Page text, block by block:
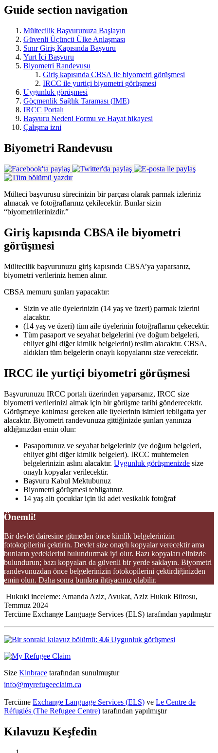
Guide section navigation
Mültecilik Başvurunuza Başlayın
Güvenli Üçüncü Ülke Anlaşması
Sınır Giriş Kapısında Başvuru
Yurt İçi Başvuru
Biyometri Randevusu
Giriş kapısında CBSA ile biyometri görüşmesi
IRCC ile yurtiçi biyometri görüşmesi
Uygunluk görüşmesi
Göçmenlik Sağlık Taraması (IME)
IRCC Portalı
Başvuru Nedeni Formu ve Hayat hikayesi
Çalışma izni
Biyometri Randevusu
Mülteci başvurusu sürecinizin bir parçası olarak parmak izleriniz
alınacak ve fotoğraflarınız çekilecektir. Bunlar sizin
“biyometrilerinizdir.”
Giriş kapısında CBSA ile biyometri
görüşmesi
Mültecilik başvurunuzu giriş kapısında CBSA’ya yaparsanız,
biyometri verileriniz hemen alınır.
CBSA memuru şunları yapacaktır:
Sizin ve aile üyelerinizin (14 yaş ve üzeri) parmak izlerini
alacaktır.
(14 yaş ve üzeri) tüm aile üyelerinin fotoğraflarını çekecektir.
Tüm pasaport ve seyahat belgelerini (ve doğum belgeleri,
ehliyet gibi diğer kimlik belgelerini) teslim alacaktır. CBSA,
aldıkları tüm belgelerin onaylı kopyalarını size verecektir.
IRCC ile yurtiçi biyometri görüşmesi
Başvurunuzu IRCC portalı üzerinden yaparsanız, IRCC size
biyometri verilerinizi almak için bir görüşme tarihi gönderecektir.
Görüşmeye katılması gereken aile üyelerinin isimleri tebligatta yer
alacaktır. Biyometri randevunuza gittiğinizde şunları yanınıza
aldığınızdan emin olun:
Pasaportunuz ve seyahat belgeleriniz (ve doğum belgeleri,
ehliyet gibi diğer kimlik belgeleri). IRCC muhtemelen
belgelerinizin aslını alacaktır. Uygunluk görüşmenizde size
onaylı kopyalar verilecektir.
Başvuru Kabul Mektubunuz
Biyometri görüşmesi tebligatınız
14 yaş altı çocuklar için iki adet vesikalık fotoğraf
Önemli!
Bir devlet dairesine gitmeden önce kimlik belgelerinizin
fotokopilerini çektirin. Devlet size onaylı kopyalar verecektir ama
bunların yedeklerini bulundurmak iyi olur. Bazı kopyaları elinizde
bulundurun; bazı kopyaları da güvenli bir yerde saklayın. Biyometri
randevunuzdan önce belgelerinizin fotokopilerini çektirdiğinizden
emin olun. Daha sonra bunlara ihtiyacınız olabilir.
Hukuki inceleme: Amanda Aziz, Avukat, Aziz Hukuk Bürosu,
Temmuz 2024
Tercüme Exchange Language Services (ELS) tarafından yapılmıştır
4.6 Uygunluk görüşmesi
Size Kinbrace tarafından sunulmuştur
info@myrefugeeclaim.ca
Tercüme Exchange Language Services (ELS) ve Le Centre de
Réfugiés (The Refugee Centre) tarafından yapılmıştır
Kılavuzu Keşfedin